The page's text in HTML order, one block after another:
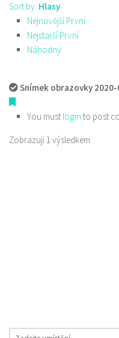
Sort by: Hlasy
Nejnovější První
Nejstarší První
Náhodný
Snímek obrazovky
You must login to post
Zobrazuji 1 výsledkem